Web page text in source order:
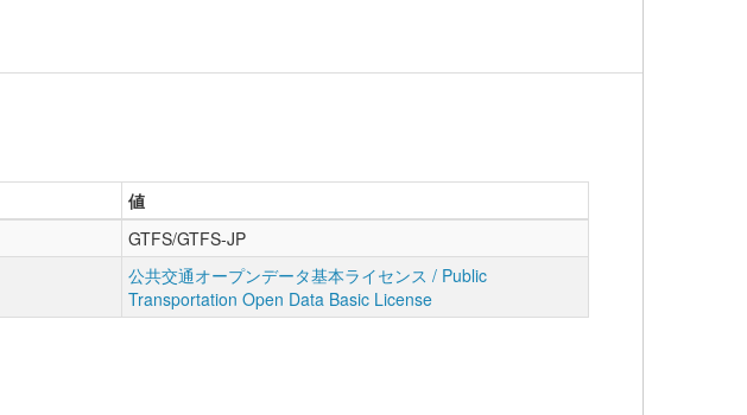
値
GTFS/GTFS-JP
公共交通オープンデータ基本ライセンス / Public
Transportation Open Data Basic License